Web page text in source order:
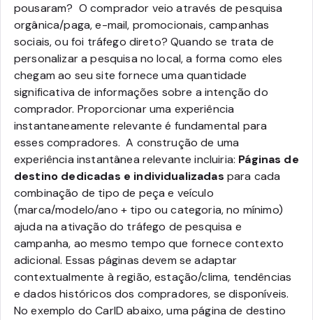
pousaram? O comprador veio através de pesquisa
orgânica/paga, e-mail, promocionais, campanhas
sociais, ou foi tráfego direto? Quando se trata de
personalizar a pesquisa no local, a forma como eles
chegam ao seu site fornece uma quantidade
significativa de informações sobre a intenção do
comprador. Proporcionar uma experiência
instantaneamente relevante é fundamental para
esses compradores. A construção de uma
experiência instantânea relevante incluiria: Páginas de
destino dedicadas e individualizadas para cada
combinação de tipo de peça e veículo
(marca/modelo/ano + tipo ou categoria, no mínimo)
ajuda na ativação do tráfego de pesquisa e
campanha, ao mesmo tempo que fornece contexto
adicional. Essas páginas devem se adaptar
contextualmente à região, estação/clima, tendências
e dados históricos dos compradores, se disponíveis.
No exemplo do CarID abaixo, uma página de destino